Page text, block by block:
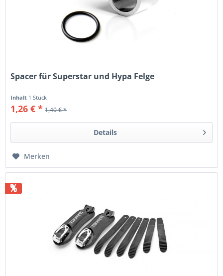
Spacer für Superstar und Hypa Felge
Inhalt 1 Stück
1,26 € * 1,40 € *
Details
Merken
%